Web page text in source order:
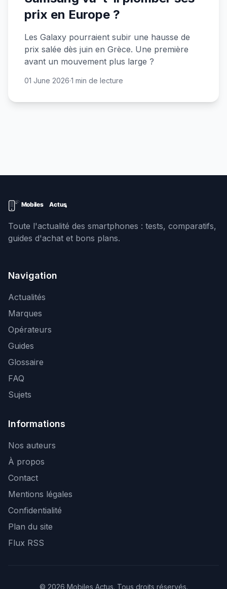
prix en Europe ?
Les Galaxy pourraient subir une hausse de
prix salée dès juin en Grèce. Une première
avant un mouvement plus large ?
01 June 2026·1 min de lecture
Toute l'actualité des smartphones : tests, comparatifs,
guides d'achat et bons plans.
Navigation
Actualités
Marques
Opérateurs
Guides
Glossaire
FAQ
Sujets
Informations
Nos auteurs
À propos
Contact
Mentions légales
Confidentialité
Plan du site
Flux RSS
© 2026 Mobiles Actus. Tous droits réservés.